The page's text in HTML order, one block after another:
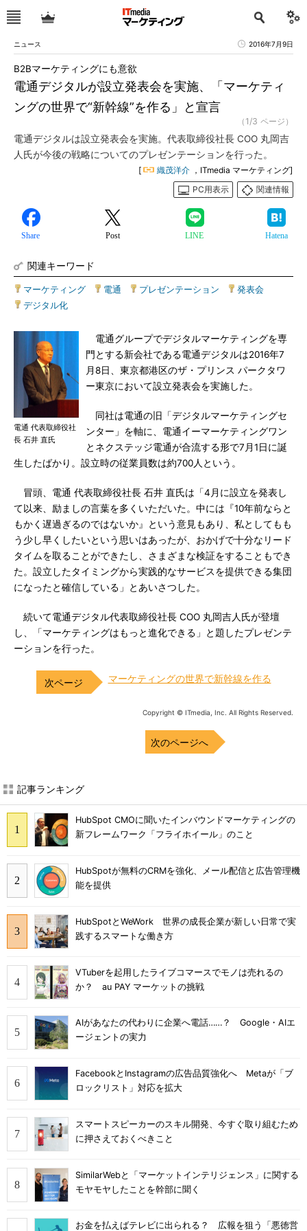
ニュース 2016年7月9日
電通デジタルが設立発表会を実施、「マーケティ
ングの世界で“新幹線”を作る」と宣言
B2Bマーケティングにも意欲
（1/3 ページ）
電通デジタルは設立発表会を実施。代表取締役社長 COO 丸岡吉
人氏が今後の戦略についてのプレゼンテーションを行った。
[ 織茂洋介 ，ITmedia マーケティング]
PC用表示
関連情報
Share Post LINE Hatena
関連キーワード
マーケティング 電通 プレゼンテーション 発表会
デジタル化
電通 代表取締役社
長 石井 直氏
電通グループでデジタルマーケティングを専
門とする新会社である電通デジタルは2016年7
月8日、東京都港区のザ・プリンス パークタワ
ー東京において設立発表会を実施した。
同社は電通の旧「デジタルマーケティングセ
ンター」を軸に、電通イーマーケティングワン
とネクステッジ電通が合流する形で7月1日に誕
生したばかり。設立時の従業員数は約700人という。
冒頭、電通 代表取締役社長 石井 直氏は「4月に設立を発表し
て以来、励ましの言葉を多くいただいた。中には『10年前ならと
もかく遅過ぎるのではないか』という意見もあり、私としてもも
う少し早くしたいという思いはあったが、おかげで十分なリード
タイムを取ることができたし、さまざまな検証をすることもでき
た。設立したタイミングから実践的なサービスを提供できる集団
になったと確信している」とあいさつした。
続いて電通デジタル代表取締役社長 COO 丸岡吉人氏が登壇
し、「マーケティングはもっと進化できる」と題したプレゼンテ
ーションを行った。
マーケティングの世界で新幹線を作る
Copyright © ITmedia, Inc. All Rights Reserved.
次のページへ
記事ランキング
HubSpot CMOに聞いたインバウンドマーケティングの
新フレームワーク「フライホイール」のこと
HubSpotが無料のCRMを強化、メール配信と広告管理機
能を提供
HubSpotとWeWork 世界の成長企業が新しい日常で実
践するスマートな働き方
VTuberを起用したライブコマースでモノは売れるの
か？ au PAY マーケットの挑戦
AIがあなたの代わりに企業へ電話……？ Google・AIエ
ージェントの実力
FacebookとInstagramの広告品質強化へ Metaが「ブ
ロックリスト」対応を拡大
スマートスピーカーのスキル開発、今すぐ取り組むため
に押さえておくべきこと
SimilarWebと「マーケットインテリジェンス」に関する
モヤモヤしたことを幹部に聞く
お金を払えばテレビに出られる？ 広報を狙う「悪徳営